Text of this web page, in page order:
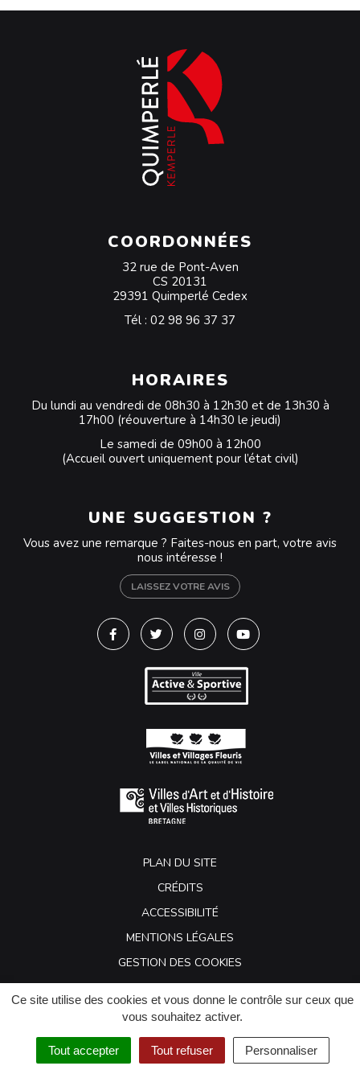
Ce site utilise des cookies et vous donne le contrôle sur ceux que
vous souhaitez activer.
Tout accepter Tout refuser Personnaliser
COORDONNÉES
32 rue de Pont-Aven
CS 20131
29391 Quimperlé Cedex
Tél : 02 98 96 37 37
HORAIRES
Du lundi au vendredi de 08h30 à 12h30 et de 13h30 à
17h00 (réouverture à 14h30 le jeudi)
Le samedi de 09h00 à 12h00
(Accueil ouvert uniquement pour l’état civil)
UNE SUGGESTION ?
Vous avez une remarque ? Faites-nous en part, votre avis
nous intéresse !
LAISSEZ VOTRE AVIS
Lien vers le compte Facebook
Lien vers le compte Twitter
Lien vers le compte
Lien vers la chaîne
PLAN DU SITE
CRÉDITS
ACCESSIBILITÉ
MENTIONS LÉGALES
GESTION DES COOKIES